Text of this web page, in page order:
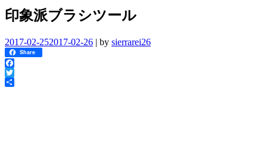
印象派ブラシツール
2017-02-252017-02-26 | by sierrarei26
Share
Facebook
Twitter